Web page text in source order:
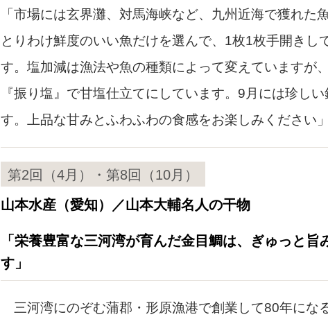
「市場には玄界灘、対馬海峡など、九州近海で獲れた
とりわけ鮮度のいい魚だけを選んで、1枚1枚手開きし
す。塩加減は漁法や魚の種類によって変えていますが
『振り塩』で甘塩仕立てにしています。9月には珍し
す。上品な甘みとふわふわの食感をお楽しみください」
第2回（4月）・第8回（10月）
山本水産（愛知）／山本大輔名人の干物
「栄養豊富な三河湾が育んだ金目鯛は、ぎゅっと旨
す」
三河湾にのぞむ蒲郡・形原漁港で創業して80年にな